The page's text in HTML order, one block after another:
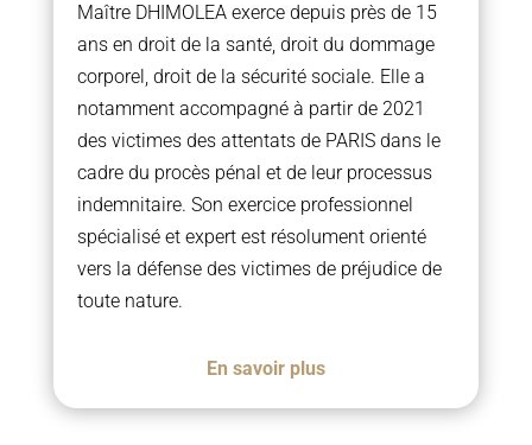
Maître DHIMOLEA exerce depuis près de 15
ans en droit de la santé, droit du dommage
corporel, droit de la sécurité sociale. Elle a
notamment accompagné à partir de 2021
des victimes des attentats de PARIS dans le
cadre du procès pénal et de leur processus
indemnitaire. Son exercice professionnel
spécialisé et expert est résolument orienté
vers la défense des victimes de préjudice de
toute nature.
En savoir plus